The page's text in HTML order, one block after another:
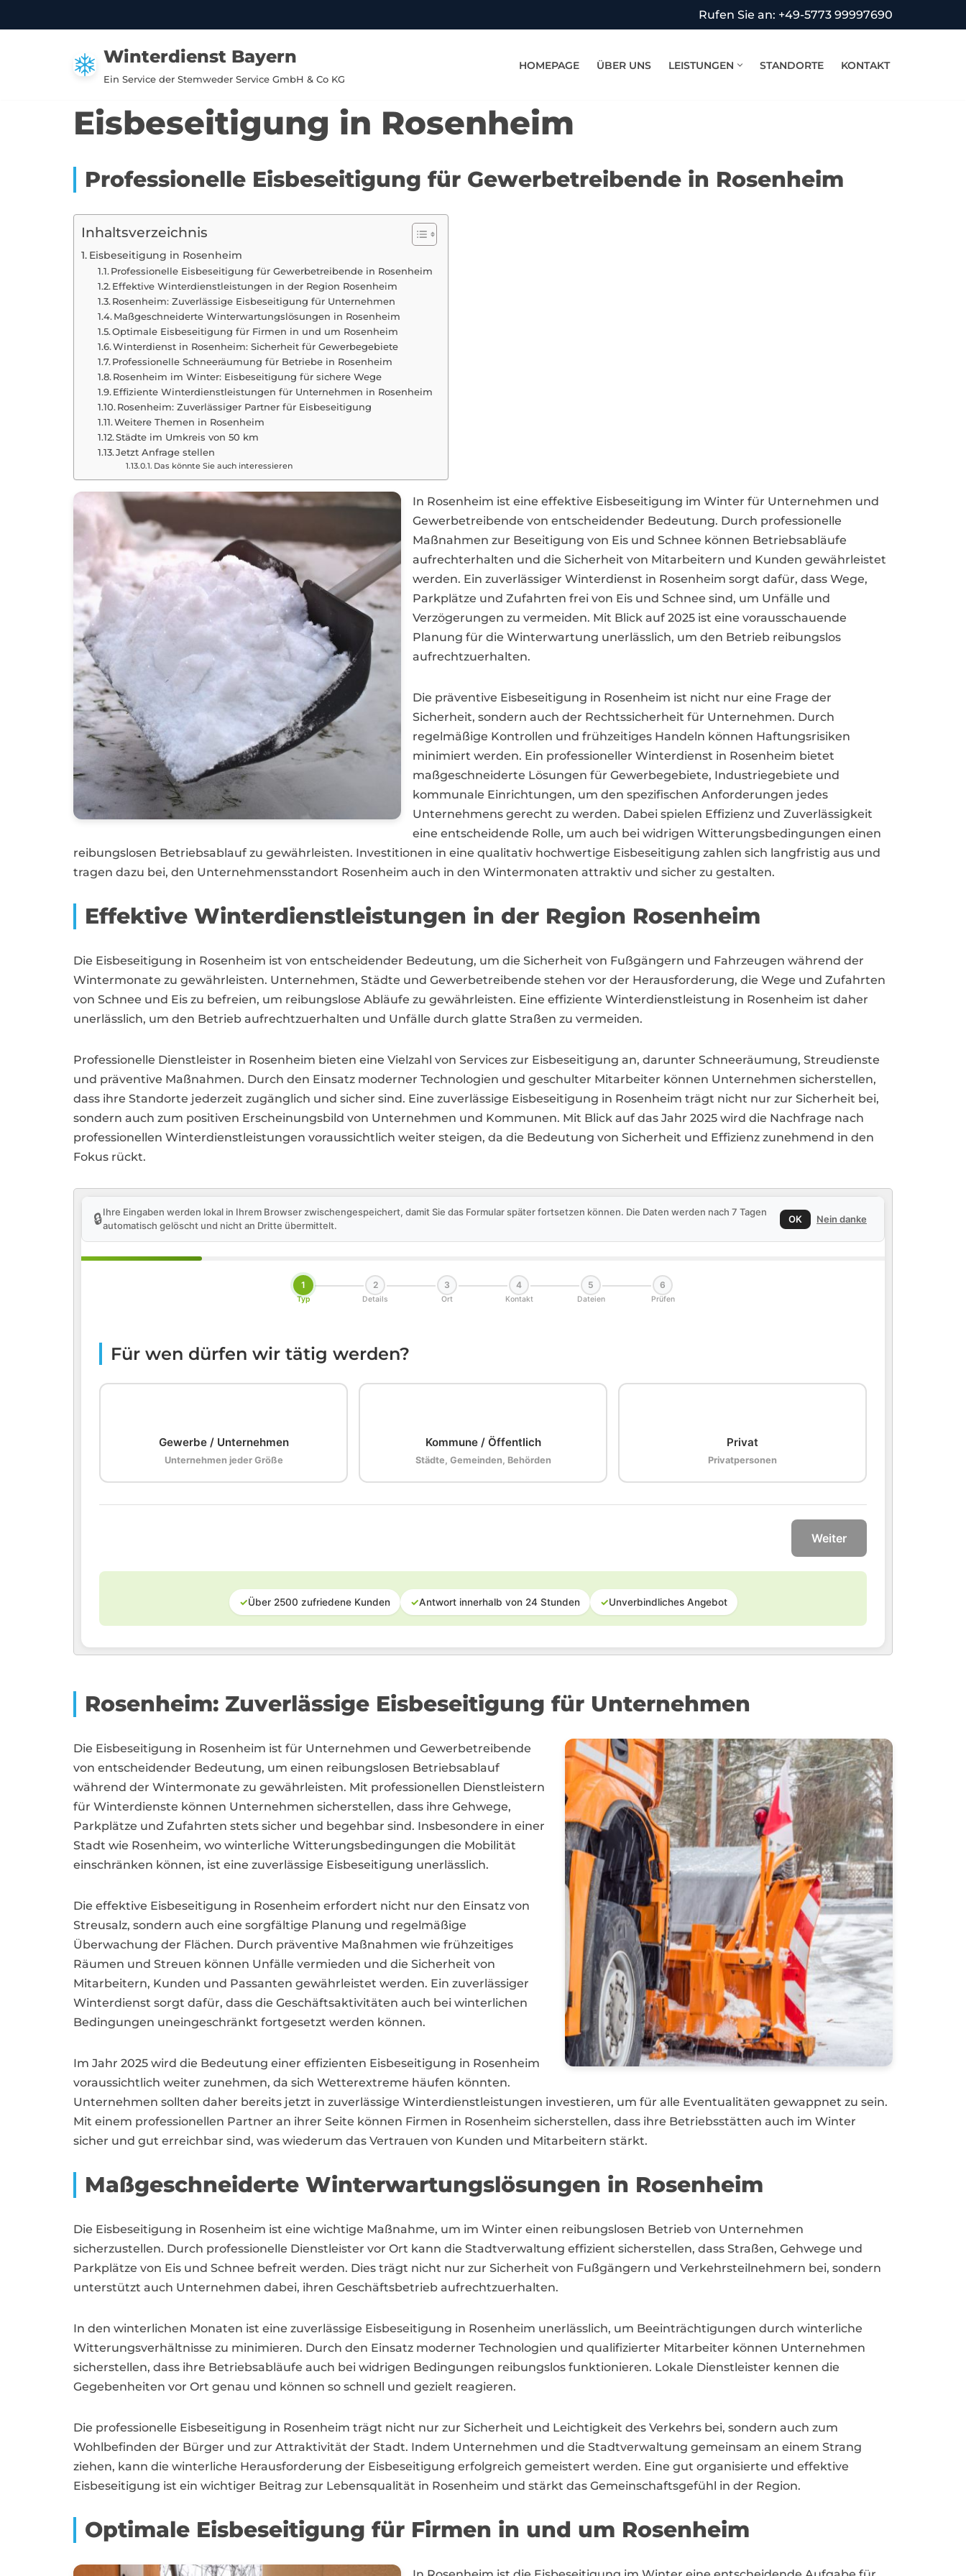
Rufen Sie an: +49-5773 99997690
Winterdienst Bayern
Ein Service der Stemweder Service GmbH & Co KG
HOMEPAGE ÜBER UNS LEISTUNGEN STANDORTE KONTAKT
Eisbeseitigung in Rosenheim
Professionelle Eisbeseitigung für Gewerbetreibende in Rosenheim
Inhaltsverzeichnis
Eisbeseitigung in Rosenheim
Professionelle Eisbeseitigung für Gewerbetreibende in Rosenheim
Effektive Winterdienstleistungen in der Region Rosenheim
Rosenheim: Zuverlässige Eisbeseitigung für Unternehmen
Maßgeschneiderte Winterwartungslösungen in Rosenheim
Optimale Eisbeseitigung für Firmen in und um Rosenheim
Winterdienst in Rosenheim: Sicherheit für Gewerbegebiete
Professionelle Schneeräumung für Betriebe in Rosenheim
Rosenheim im Winter: Eisbeseitigung für sichere Wege
Effiziente Winterdienstleistungen für Unternehmen in Rosenheim
Rosenheim: Zuverlässiger Partner für Eisbeseitigung
Weitere Themen in Rosenheim
Städte im Umkreis von 50 km
Jetzt Anfrage stellen
Das könnte Sie auch interessieren
In Rosenheim ist eine effektive Eisbeseitigung im Winter für Unternehmen und
Gewerbetreibende von entscheidender Bedeutung. Durch professionelle
Maßnahmen zur Beseitigung von Eis und Schnee können Betriebsabläufe
aufrechterhalten und die Sicherheit von Mitarbeitern und Kunden gewährleistet
werden. Ein zuverlässiger Winterdienst in Rosenheim sorgt dafür, dass Wege,
Parkplätze und Zufahrten frei von Eis und Schnee sind, um Unfälle und
Verzögerungen zu vermeiden. Mit Blick auf 2025 ist eine vorausschauende
Planung für die Winterwartung unerlässlich, um den Betrieb reibungslos
aufrechtzuerhalten.
Die präventive Eisbeseitigung in Rosenheim ist nicht nur eine Frage der
Sicherheit, sondern auch der Rechtssicherheit für Unternehmen. Durch
regelmäßige Kontrollen und frühzeitiges Handeln können Haftungsrisiken
minimiert werden. Ein professioneller Winterdienst in Rosenheim bietet
maßgeschneiderte Lösungen für Gewerbegebiete, Industriegebiete und
kommunale Einrichtungen, um den spezifischen Anforderungen jedes
Unternehmens gerecht zu werden. Dabei spielen Effizienz und Zuverlässigkeit
eine entscheidende Rolle, um auch bei widrigen Witterungsbedingungen einen
reibungslosen Betriebsablauf zu gewährleisten. Investitionen in eine qualitativ hochwertige Eisbeseitigung zahlen sich langfristig aus und
tragen dazu bei, den Unternehmensstandort Rosenheim auch in den Wintermonaten attraktiv und sicher zu gestalten.
Effektive Winterdienstleistungen in der Region Rosenheim
Die Eisbeseitigung in Rosenheim ist von entscheidender Bedeutung, um die Sicherheit von Fußgängern und Fahrzeugen während der
Wintermonate zu gewährleisten. Unternehmen, Städte und Gewerbetreibende stehen vor der Herausforderung, die Wege und Zufahrten
von Schnee und Eis zu befreien, um reibungslose Abläufe zu gewährleisten. Eine effiziente Winterdienstleistung in Rosenheim ist daher
unerlässlich, um den Betrieb aufrechtzuerhalten und Unfälle durch glatte Straßen zu vermeiden.
Professionelle Dienstleister in Rosenheim bieten eine Vielzahl von Services zur Eisbeseitigung an, darunter Schneeräumung, Streudienste
und präventive Maßnahmen. Durch den Einsatz moderner Technologien und geschulter Mitarbeiter können Unternehmen sicherstellen,
dass ihre Standorte jederzeit zugänglich und sicher sind. Eine zuverlässige Eisbeseitigung in Rosenheim trägt nicht nur zur Sicherheit bei,
sondern auch zum positiven Erscheinungsbild von Unternehmen und Kommunen. Mit Blick auf das Jahr 2025 wird die Nachfrage nach
professionellen Winterdienstleistungen voraussichtlich weiter steigen, da die Bedeutung von Sicherheit und Effizienz zunehmend in den
Fokus rückt.
🔒Ihre Eingaben werden lokal in Ihrem Browser zwischengespeichert, damit Sie das Formular später fortsetzen können. Die Daten werden nach 7 Tagen
automatisch gelöscht und nicht an Dritte übermittelt.
OK Nein danke
1
Typ
2
Details
3
Ort
4
Kontakt
5
Dateien
6
Prüfen
Für wen dürfen wir tätig werden?
Gewerbe / Unternehmen
Unternehmen jeder Größe
Kommune / Öffentlich
Städte, Gemeinden, Behörden
Privat
Privatpersonen
Weiter
✓Über 2500 zufriedene Kunden ✓Antwort innerhalb von 24 Stunden ✓Unverbindliches Angebot
Rosenheim: Zuverlässige Eisbeseitigung für Unternehmen
Die Eisbeseitigung in Rosenheim ist für Unternehmen und Gewerbetreibende
von entscheidender Bedeutung, um einen reibungslosen Betriebsablauf
während der Wintermonate zu gewährleisten. Mit professionellen Dienstleistern
für Winterdienste können Unternehmen sicherstellen, dass ihre Gehwege,
Parkplätze und Zufahrten stets sicher und begehbar sind. Insbesondere in einer
Stadt wie Rosenheim, wo winterliche Witterungsbedingungen die Mobilität
einschränken können, ist eine zuverlässige Eisbeseitigung unerlässlich.
Die effektive Eisbeseitigung in Rosenheim erfordert nicht nur den Einsatz von
Streusalz, sondern auch eine sorgfältige Planung und regelmäßige
Überwachung der Flächen. Durch präventive Maßnahmen wie frühzeitiges
Räumen und Streuen können Unfälle vermieden und die Sicherheit von
Mitarbeitern, Kunden und Passanten gewährleistet werden. Ein zuverlässiger
Winterdienst sorgt dafür, dass die Geschäftsaktivitäten auch bei winterlichen
Bedingungen uneingeschränkt fortgesetzt werden können.
Im Jahr 2025 wird die Bedeutung einer effizienten Eisbeseitigung in Rosenheim
voraussichtlich weiter zunehmen, da sich Wetterextreme häufen könnten.
Unternehmen sollten daher bereits jetzt in zuverlässige Winterdienstleistungen investieren, um für alle Eventualitäten gewappnet zu sein.
Mit einem professionellen Partner an ihrer Seite können Firmen in Rosenheim sicherstellen, dass ihre Betriebsstätten auch im Winter
sicher und gut erreichbar sind, was wiederum das Vertrauen von Kunden und Mitarbeitern stärkt.
Maßgeschneiderte Winterwartungslösungen in Rosenheim
Die Eisbeseitigung in Rosenheim ist eine wichtige Maßnahme, um im Winter einen reibungslosen Betrieb von Unternehmen
sicherzustellen. Durch professionelle Dienstleister vor Ort kann die Stadtverwaltung effizient sicherstellen, dass Straßen, Gehwege und
Parkplätze von Eis und Schnee befreit werden. Dies trägt nicht nur zur Sicherheit von Fußgängern und Verkehrsteilnehmern bei, sondern
unterstützt auch Unternehmen dabei, ihren Geschäftsbetrieb aufrechtzuerhalten.
In den winterlichen Monaten ist eine zuverlässige Eisbeseitigung in Rosenheim unerlässlich, um Beeinträchtigungen durch winterliche
Witterungsverhältnisse zu minimieren. Durch den Einsatz moderner Technologien und qualifizierter Mitarbeiter können Unternehmen
sicherstellen, dass ihre Betriebsabläufe auch bei widrigen Bedingungen reibungslos funktionieren. Lokale Dienstleister kennen die
Gegebenheiten vor Ort genau und können so schnell und gezielt reagieren.
Die professionelle Eisbeseitigung in Rosenheim trägt nicht nur zur Sicherheit und Leichtigkeit des Verkehrs bei, sondern auch zum
Wohlbefinden der Bürger und zur Attraktivität der Stadt. Indem Unternehmen und die Stadtverwaltung gemeinsam an einem Strang
ziehen, kann die winterliche Herausforderung der Eisbeseitigung erfolgreich gemeistert werden. Eine gut organisierte und effektive
Eisbeseitigung ist ein wichtiger Beitrag zur Lebensqualität in Rosenheim und stärkt das Gemeinschaftsgefühl in der Region.
Optimale Eisbeseitigung für Firmen in und um Rosenheim